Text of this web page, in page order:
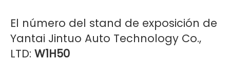
El número del stand de exposición de
Yantai Jintuo Auto Technology Co.,
LTD: W1H50